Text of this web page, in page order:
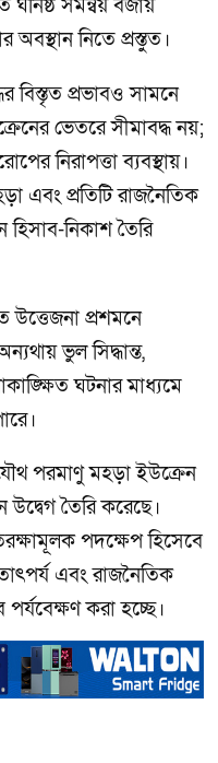
ঘনিষ্ঠ সমন্বয় বজায়
নিতে প্রস্তুত।
বিস্তৃত প্রভাবও সামনে
ভেতরে সীমাবদ্ধ নয়;
নিরাপত্তা ব্যবস্থায়।
এবং প্রতিটি রাজনৈতিক
নিকাশ তৈরি
উত্তেজনা প্রশমনে
ভুল সিদ্ধান্ত,
ঘটনার মাধ্যমে
পরমাণু মহড়া ইউক্রেন
উদ্বেগ তৈরি করেছে।
পদক্ষেপ হিসেবে
এবং রাজনৈতিক
পর্যবেক্ষণ করা হচ্ছে।